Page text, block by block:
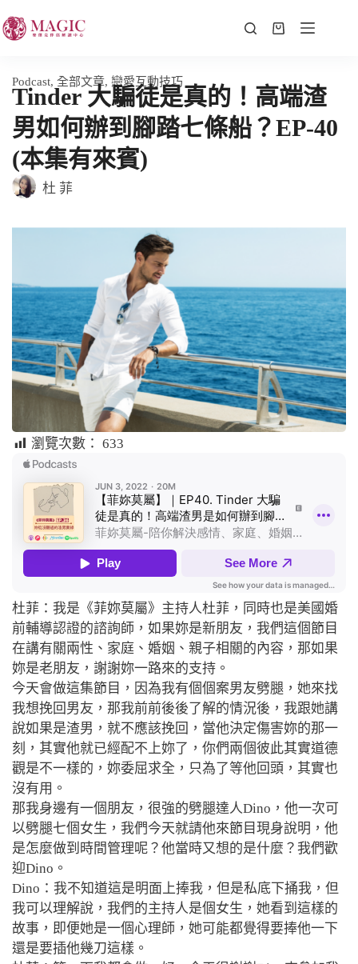
Podcast, 全部文章, 戀愛互動技巧
Tinder 大騙徒是真的！高端渣
男如何辦到腳踏七條船？EP-40
(本集有來賓)
杜 菲
瀏覽次數： 633
杜菲：我是《菲妳莫屬》主持人杜菲，同時也是美國婚
前輔導認證的諮詢師，如果妳是新朋友，我們這個節目
在講有關兩性、家庭、婚姻、親子相關的內容，那如果
妳是老朋友，謝謝妳一路來的支持。
今天會做這集節目，因為我有個個案男友劈腿，她來找
我想挽回男友，那我前前後後了解的情況後，我跟她講
說如果是渣男，就不應該挽回，當他決定傷害妳的那一
刻，其實他就已經配不上妳了，你們兩個彼此其實道德
觀是不一樣的，妳委屈求全，只為了等他回頭，其實也
沒有用。
那我身邊有一個朋友，很強的劈腿達人Dino，他一次可
以劈腿七個女生，我們今天就請他來節目現身說明，他
是怎麼做到時間管理呢？他當時又想的是什麼？我們歡
迎Dino。
Dino：我不知道這是明面上捧我，但是私底下捅我，但
我可以理解說，我們的主持人是個女生，她看到這樣的
故事，即便她是一個心理師，她可能都覺得要捧他一下
還是要插他幾刀這樣。